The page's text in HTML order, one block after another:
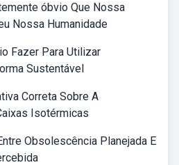
óbvio Que Nossa
Nossa Humanidade
Fazer Para Utilizar
Sustentável
Correta Sobre A
Isotérmicas
Obsolescência Planejada E